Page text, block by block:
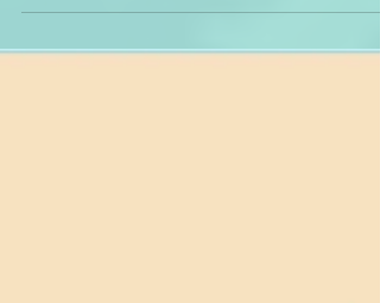
prestigiar. Venham! Informações: Data: 27
de...